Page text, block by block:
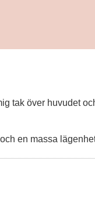
tak över huvudet
en massa